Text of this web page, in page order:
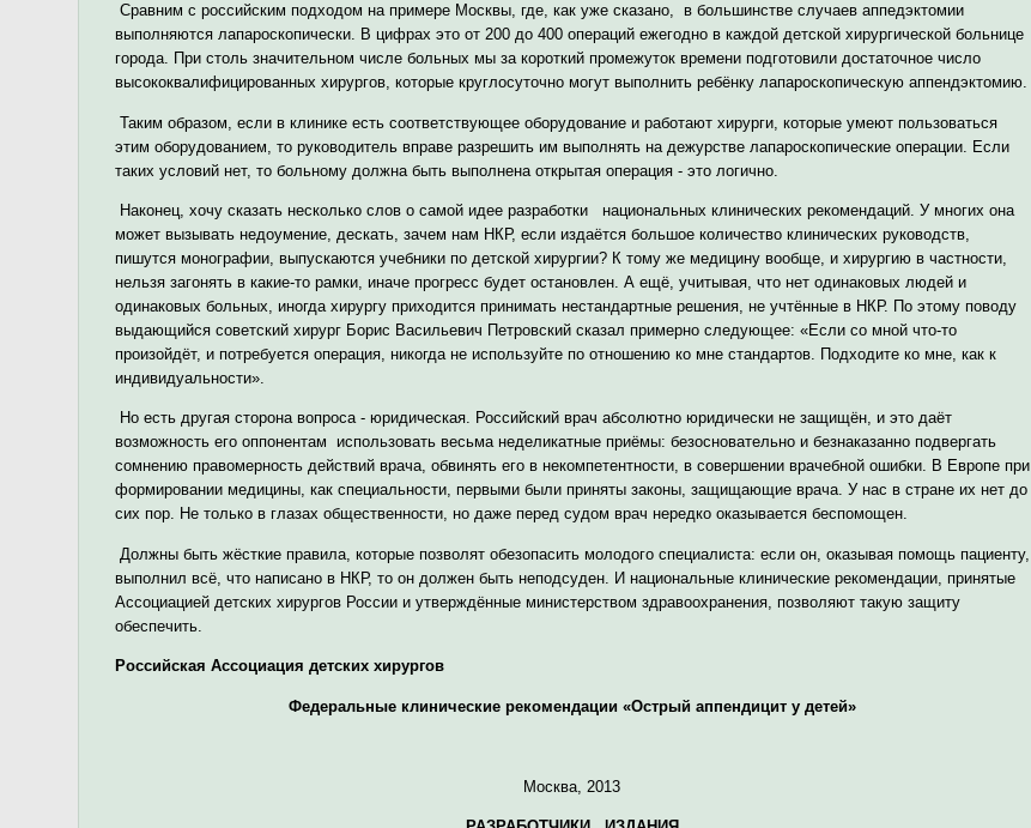
Сравним с российским подходом на примере Москвы, где, как уже сказано, в большинстве случаев аппедэктомии
выполняются лапароскопически. В цифрах это от 200 до 400 операций ежегодно в каждой детской хирургической больнице
города. При столь значительном числе больных мы за короткий промежуток времени подготовили достаточное число
высококвалифицированных хирургов, которые круглосуточно могут выполнить ребёнку лапароскопическую аппендэктомию.
Таким образом, если в клинике есть соответствующее оборудование и работают хирурги, которые умеют пользоваться
этим оборудованием, то руководитель вправе разрешить им выполнять на дежурстве лапароскопические операции. Если
таких условий нет, то больному должна быть выполнена открытая операция - это логично.
Наконец, хочу сказать несколько слов о самой идее разработки национальных клинических рекомендаций. У многих она
может вызывать недоумение, дескать, зачем нам НКР, если издаётся большое количество клинических руководств,
пишутся монографии, выпускаются учебники по детской хирургии? К тому же медицину вообще, и хирургию в частности,
нельзя загонять в какие-то рамки, иначе прогресс будет остановлен. А ещё, учитывая, что нет одинаковых людей и
одинаковых больных, иногда хирургу приходится принимать нестандартные решения, не учтённые в НКР. По этому поводу
выдающийся советский хирург Борис Васильевич Петровский сказал примерно следующее: «Если со мной что-то
произойдёт, и потребуется операция, никогда не используйте по отношению ко мне стандартов. Подходите ко мне, как к
индивидуальности».
Но есть другая сторона вопроса - юридическая. Российский врач абсолютно юридически не защищён, и это даёт
возможность его оппонентам использовать весьма неделикатные приёмы: безосновательно и безнаказанно подвергать
сомнению правомерность действий врача, обвинять его в некомпетентности, в совершении врачебной ошибки. В Европе при
формировании медицины, как специальности, первыми были приняты законы, защищающие врача. У нас в стране их нет до
сих пор. Не только в глазах общественности, но даже перед судом врач нередко оказывается беспомощен.
Должны быть жёсткие правила, которые позволят обезопасить молодого специалиста: если он, оказывая помощь пациенту,
выполнил всё, что написано в НКР, то он должен быть неподсуден. И национальные клинические рекомендации, принятые
Ассоциацией детских хирургов России и утверждённые министерством здравоохранения, позволяют такую защиту
обеспечить.
Российская Ассоциация детских хирургов
Федеральные клинические рекомендации «Острый аппендицит у детей»
Москва, 2013